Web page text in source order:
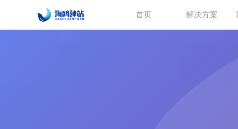
首页 解决方案